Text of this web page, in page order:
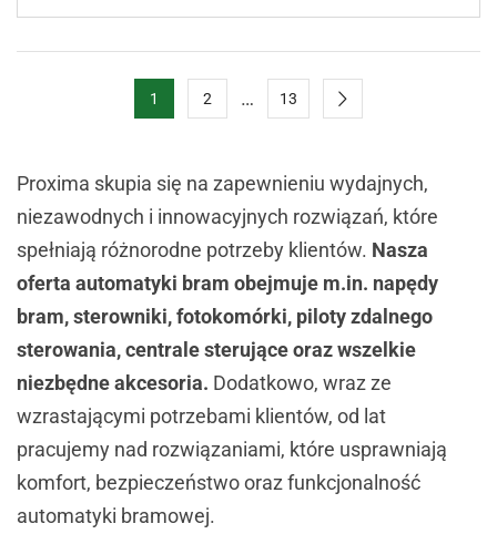
1 2 … 13
Proxima skupia się na zapewnieniu wydajnych,
niezawodnych i innowacyjnych rozwiązań, które
spełniają różnorodne potrzeby klientów. Nasza
oferta automatyki bram obejmuje m.in. napędy
bram, sterowniki, fotokomórki, piloty zdalnego
sterowania, centrale sterujące oraz wszelkie
niezbędne akcesoria. Dodatkowo, wraz ze
wzrastającymi potrzebami klientów, od lat
pracujemy nad rozwiązaniami, które usprawniają
komfort, bezpieczeństwo oraz funkcjonalność
automatyki bramowej.